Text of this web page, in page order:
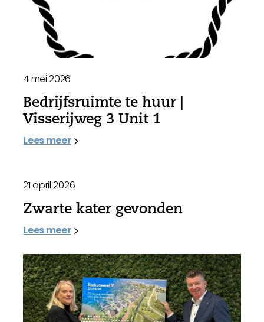
4 mei 2026
Bedrijfsruimte te huur |
Visserijweg 3 Unit 1
Lees meer
21 april 2026
Zwarte kater gevonden
Lees meer